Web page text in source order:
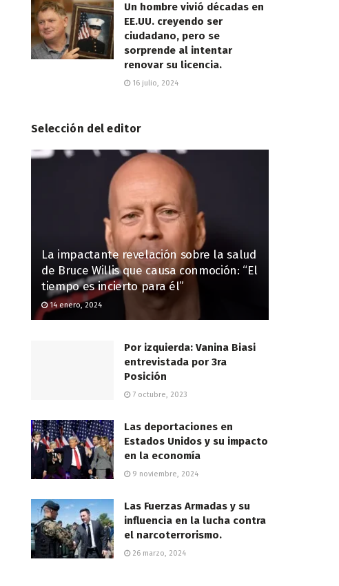
Un hombre vivió décadas en
EE.UU. creyendo ser
ciudadano, pero se
sorprende al intentar
renovar su licencia.
16 julio, 2024
Selección del editor
La impactante revelación sobre la salud
de Bruce Willis que causa conmoción: “El
tiempo es incierto para él”
14 enero, 2024
Por izquierda: Vanina Biasi
entrevistada por 3ra
Posición
7 octubre, 2023
Las deportaciones en
Estados Unidos y su impacto
en la economía
9 noviembre, 2024
Las Fuerzas Armadas y su
influencia en la lucha contra
el narcoterrorismo.
26 marzo, 2024